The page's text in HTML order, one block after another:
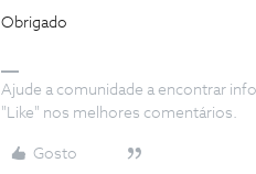
Obrigado
Ajude a comunidade a encontrar
"Like" nos melhores comentários.
Gosto